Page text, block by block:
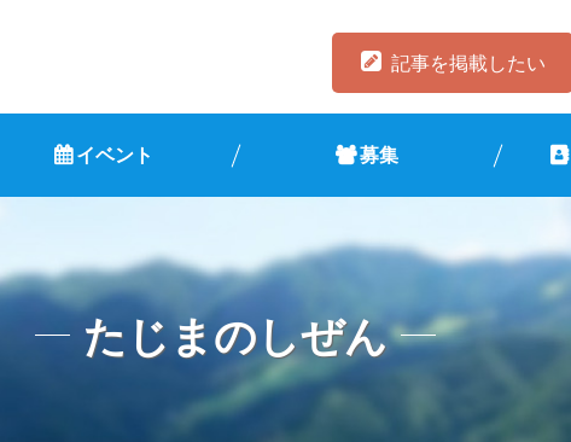
記事を掲載したい
イベント 募集
たじまのしぜん